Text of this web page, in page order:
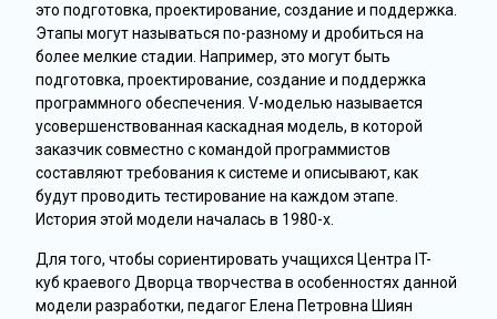
это подготовка, проектирование, создание и поддержка.
Этапы могут называться по-разному и дробиться на
более мелкие стадии. Например, это могут быть
подготовка, проектирование, создание и поддержка
программного обеспечения. V-моделью называется
усовершенствованная каскадная модель, в которой
заказчик совместно с командой программистов
составляют требования к системе и описывают, как
будут проводить тестирование на каждом этапе.
История этой модели началась в 1980-х.
Для того, чтобы сориентировать учащихся Центра IT-
куб краевого Дворца творчества в особенностях данной
модели разработки, педагог Елена Петровна Шиян